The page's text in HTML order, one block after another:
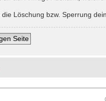
Löschung bzw. Sperrung
Seite